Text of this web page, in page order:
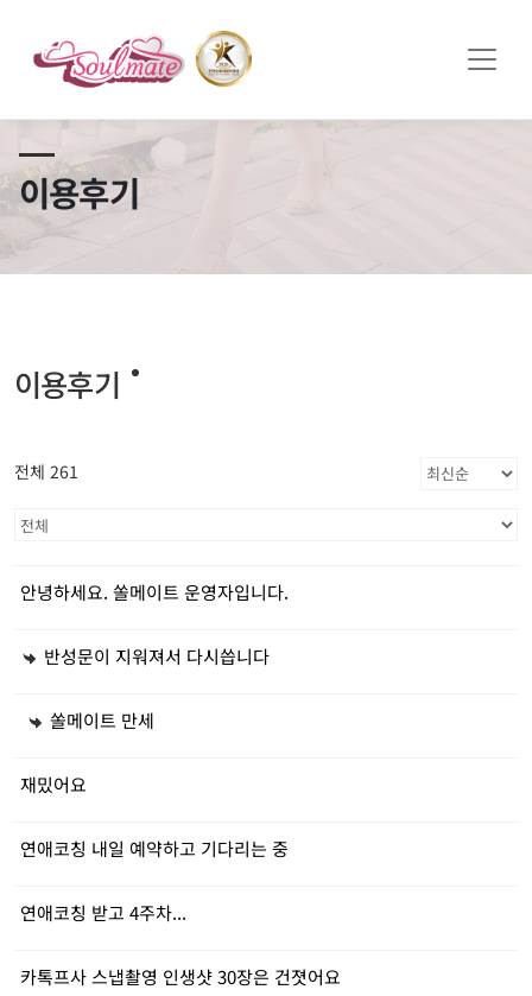
이용후기
이용후기
전체 261
안녕하세요. 쏠메이트 운영자입니다.
반성문이 지워져서 다시씁니다
쏠메이트 만세
재밌어요
연애코칭 내일 예약하고 기다리는 중
연애코칭 받고 4주차...
카톡프사 스냅촬영 인생샷 30장은 건졋어요
쏠메이트×토모토모 프로모션 영상 full버전 보러가기